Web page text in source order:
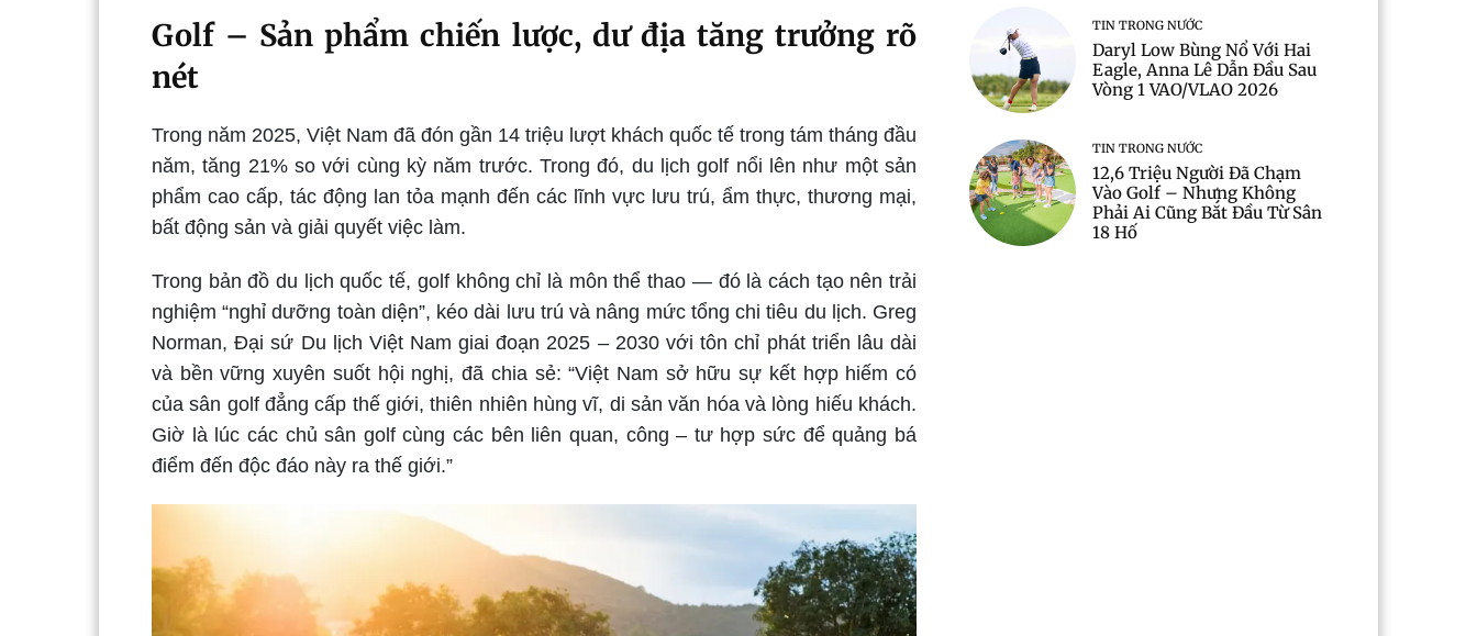
Golf – Sản phẩm chiến lược, dư địa tăng trưởng rõ
nét
Trong năm 2025, Việt Nam đã đón gần 14 triệu lượt khách quốc tế trong tám tháng đầu
năm, tăng 21% so với cùng kỳ năm trước. Trong đó, du lịch golf nổi lên như một sản
phẩm cao cấp, tác động lan tỏa mạnh đến các lĩnh vực lưu trú, ẩm thực, thương mại,
bất động sản và giải quyết việc làm.
Trong bản đồ du lịch quốc tế, golf không chỉ là môn thể thao — đó là cách tạo nên trải
nghiệm “nghỉ dưỡng toàn diện”, kéo dài lưu trú và nâng mức tổng chi tiêu du lịch. Greg
Norman, Đại sứ Du lịch Việt Nam giai đoạn 2025 – 2030 với tôn chỉ phát triển lâu dài
và bền vững xuyên suốt hội nghị, đã chia sẻ: “Việt Nam sở hữu sự kết hợp hiếm có
của sân golf đẳng cấp thế giới, thiên nhiên hùng vĩ, di sản văn hóa và lòng hiếu khách.
Giờ là lúc các chủ sân golf cùng các bên liên quan, công – tư hợp sức để quảng bá
điểm đến độc đáo này ra thế giới.”
TIN TRONG NƯỚC
Daryl Low Bùng Nổ Với Hai
Eagle, Anna Lê Dẫn Đầu Sau
Vòng 1 VAO/VLAO 2026
TIN TRONG NƯỚC
12,6 Triệu Người Đã Chạm
Vào Golf – Nhưng Không
Phải Ai Cũng Bắt Đầu Từ Sân
18 Hố